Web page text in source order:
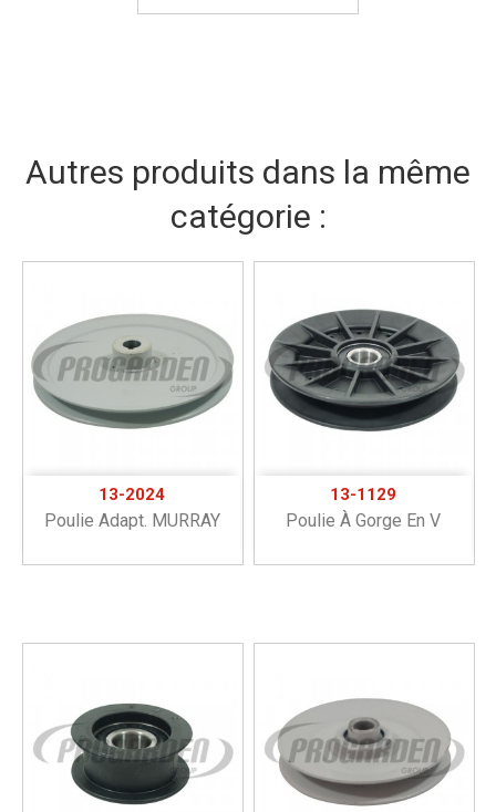
Autres produits dans la même
catégorie :
13-2024
Poulie Adapt. MURRAY
13-1129
Poulie À Gorge En V